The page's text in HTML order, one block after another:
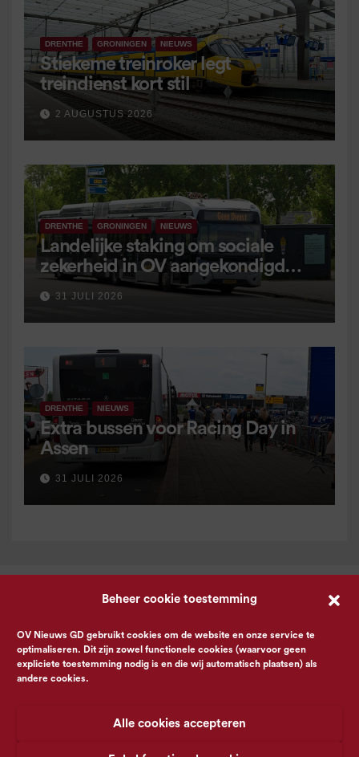
Beheer cookie toestemming
OV Nieuws GD gebruikt cookies om de website en onze service te
optimaliseren. Dit zijn zowel functionele cookies (waarvoor geen
expliciete toestemming nodig is en die wij automatisch plaatsen) als
andere cookies.
Alle cookies accepteren
DRENTHE GRONINGEN NIEUWS
Stiekeme treinroker legt
treindienst kort stil
2 AUGUSTUS 2026
DRENTHE GRONINGEN NIEUWS
Landelijke staking om sociale
zekerheid in OV aangekondigd
voor 9 september
31 JULI 2026
DRENTHE NIEUWS
Extra bussen voor Racing Day in
Assen
31 JULI 2026